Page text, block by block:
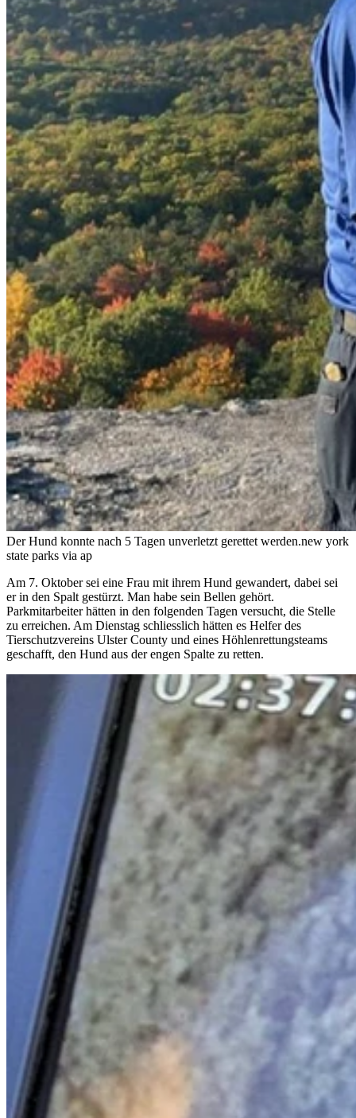
Der Hund konnte nach 5 Tagen unverletzt gerettet werden.new york
state parks via ap
Am 7. Oktober sei eine Frau mit ihrem Hund gewandert, dabei sei
er in den Spalt gestürzt. Man habe sein Bellen gehört.
Parkmitarbeiter hätten in den folgenden Tagen versucht, die Stelle
zu erreichen. Am Dienstag schliesslich hätten es Helfer des
Tierschutzvereins Ulster County und eines Höhlenrettungsteams
geschafft, den Hund aus der engen Spalte zu retten.